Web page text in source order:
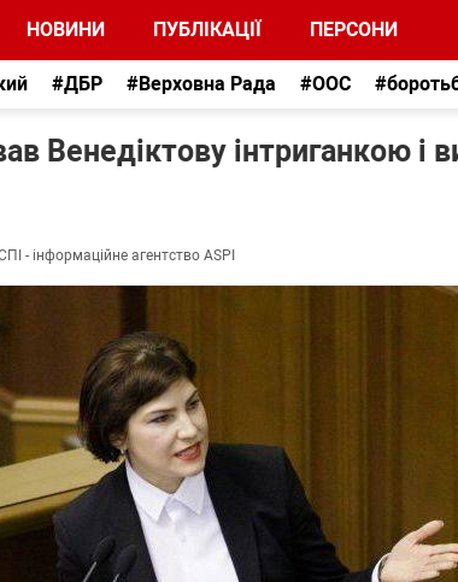
НОВИНИ ПУБЛІКАЦІЇ ПЕРСОНИ
#ДБР #Верховна Рада #ООС
Венедіктову інтриганкою і
- інформаційне агентство ASPI